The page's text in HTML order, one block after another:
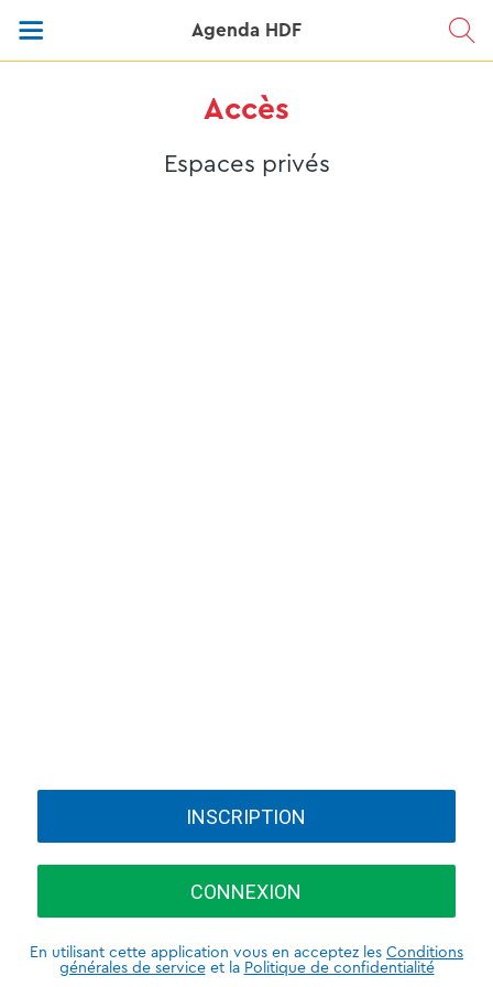
Agenda HDF
Accès
Espaces privés
INSCRIPTION
CONNEXION
En utilisant cette application vous en acceptez les Conditions
générales de serviceet la Politique de confidentialité